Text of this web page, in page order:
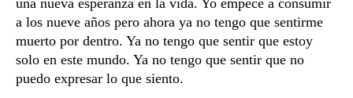
una nueva esperanza en la vida. Yo empecé a consumir
a los nueve años pero ahora ya no tengo que sentirme
muerto por dentro. Ya no tengo que sentir que estoy
solo en este mundo. Ya no tengo que sentir que no
puedo expresar lo que siento.